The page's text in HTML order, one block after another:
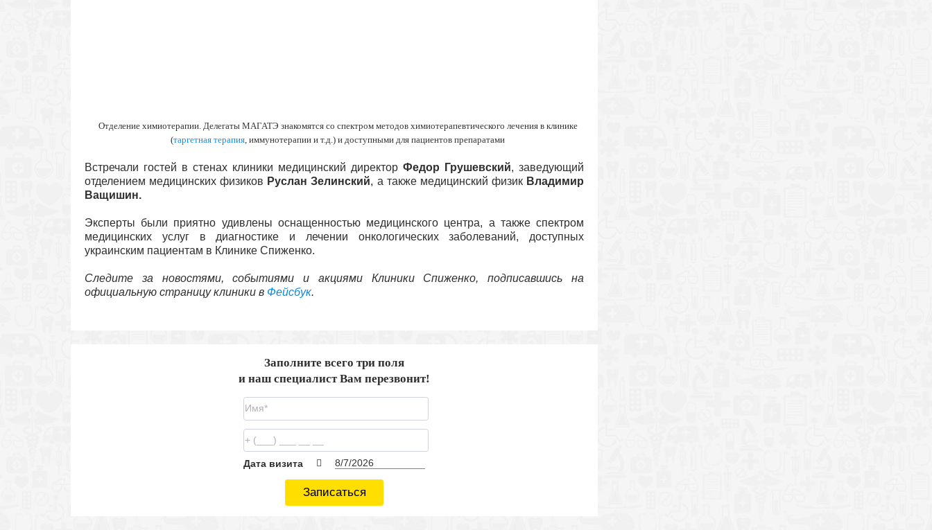
Отделение химиотерапии. Делегаты МАГАТЭ знакомятся со спектром методов химиотерапевтического лечения в клинике
(таргетная терапия, иммунотерапии и т.д.) и доступными для пациентов препаратами
Встречали гостей в стенах клиники медицинский директор Федор Грушевский, заведующий
отделением медицинских физиков Руслан Зелинский, а также медицинский физик Владимир
Ващишин.
Эксперты были приятно удивлены оснащенностью медицинского центра, а также спектром
медицинских услуг в диагностике и лечении онкологических заболеваний, доступных
украинским пациентам в Клинике Спиженко.
Следите за новостями, событиями и акциями Клиники Спиженко, подписавшись на
официальную страницу клиники в Фейсбук.
Заполните всего три поля
и наш специалист Вам перезвонит!
Дата визита
Записаться